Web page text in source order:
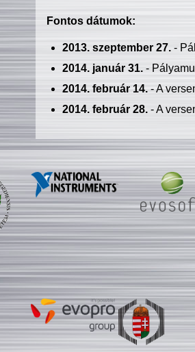
Fontos dátumok:
2013. szeptember 27.-
2014. január 31.-
2014. február 14.- A
2014. február 28.- A